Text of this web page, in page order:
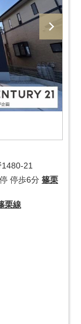
21
停歩6分 篠栗
栗線